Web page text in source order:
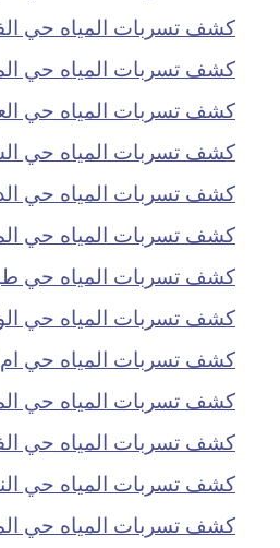
كشف تسربات المياه حي
كشف تسربات المياه حي
كشف تسربات المياه حي
كشف تسربات المياه حي
كشف تسربات المياه حي
كشف تسربات المياه حي
كشف تسربات المياه حي
كشف تسربات المياه حي
كشف تسربات المياه حي ام
كشف تسربات المياه حي
كشف تسربات المياه حي
كشف تسربات المياه حي
كشف تسربات المياه حي